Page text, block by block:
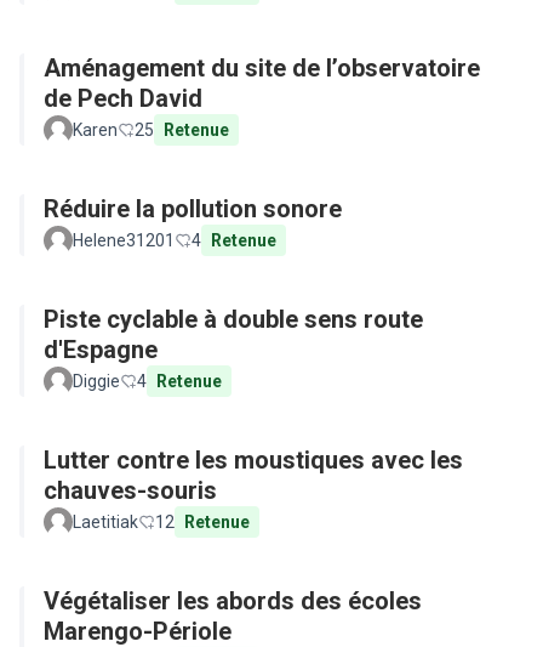
Aménagement du site de l’observatoire
de Pech David
Karen 25 Retenue
Réduire la pollution sonore
Helene31201 4 Retenue
Piste cyclable à double sens route
d'Espagne
Diggie 4 Retenue
Lutter contre les moustiques avec les
chauves-souris
Laetitiak 12 Retenue
Végétaliser les abords des écoles
Marengo-Périole